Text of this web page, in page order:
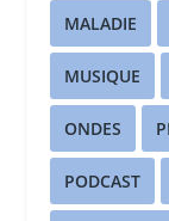
MALADIE
MUSIQUE
ONDES
PODCAST